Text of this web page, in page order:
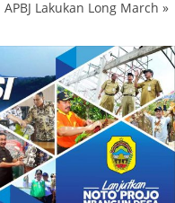
Lakukan Long March »